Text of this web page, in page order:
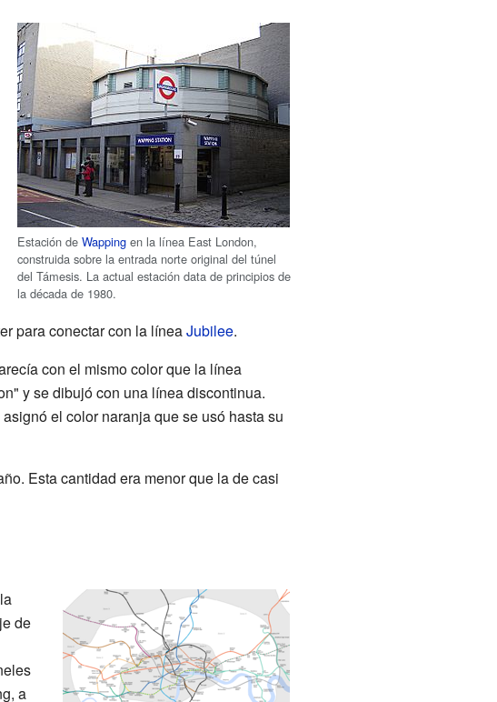
Estación deWapping en la línea East London,
construida sobre la entrada norte original del túnel
del Támesis. La actual estación data de principios de
la década de 1980.
para conectar con la líneaJubilee.
con el mismo color que la línea
y se dibujó con una línea discontinua.
el color naranja que se usó hasta su
Esta cantidad era menor que la de casi
de
a